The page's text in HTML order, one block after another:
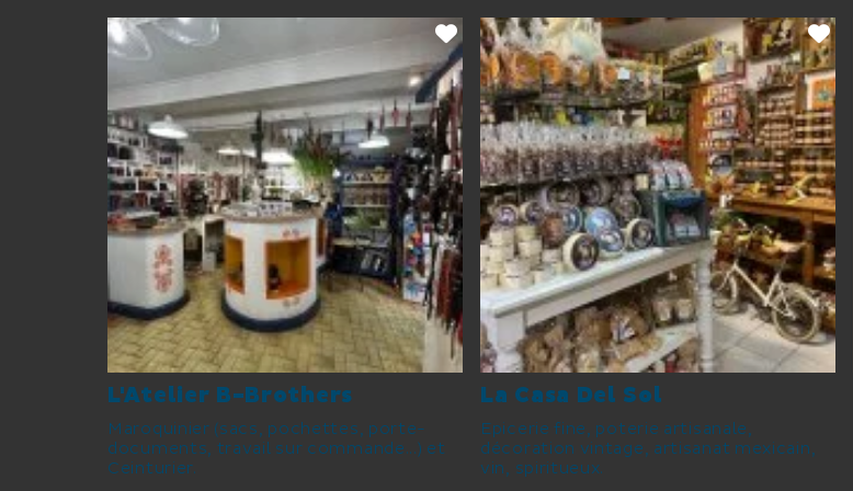
L'Atelier B-Brothers
Maroquinier (sacs, pochettes, porte-
documents, travail sur commande...) et
Ceinturier.
La Casa Del Sol
Epicerie fine, poterie artisanale,
décoration vintage, artisanat mexicain,
vin, spiritueux.